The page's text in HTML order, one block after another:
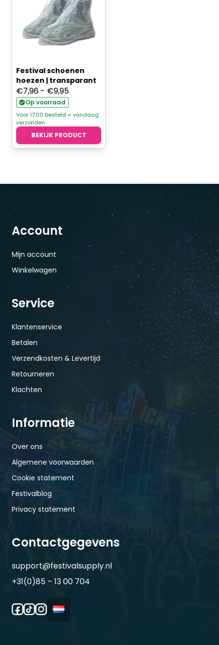
Festival schoenen
hoezen | transparant
€7,96 - €9,95Prijsklasse:
€7,96
tot
€9,95
Op voorraad
Voor 17.00 besteld = vandaag
verzonden
BEKIJK PRODUCT
Account
Mijn account
Winkelwagen
Service
Klantenservice
Betalen
Verzendkosten & Levertijd
Retourneren
Klachten
Informatie
Over ons
Algemene voorwaarden
Cookie statement
Festivalblog
Privacy statement
Contactgegevens
support@festivalsupply.nl
+31(0)85 – 13 00 704